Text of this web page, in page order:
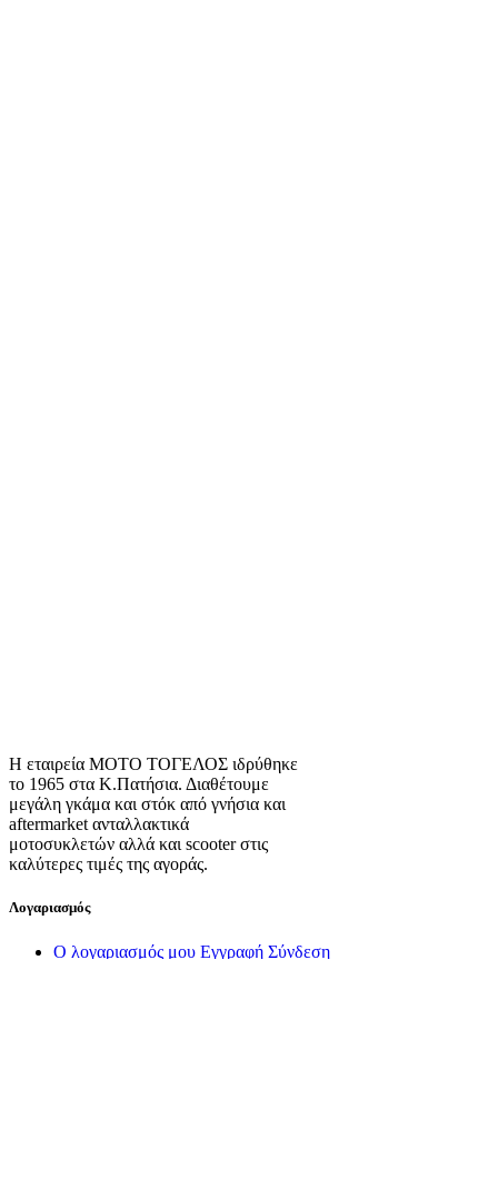
Η εταιρεία ΜΟΤΟ ΤΟΓΕΛΟΣ ιδρύθηκε
το 1965 στα Κ.Πατήσια. Διαθέτουμε
μεγάλη γκάμα και στόκ από γνήσια και
aftermarket ανταλλακτικά
μοτοσυκλετών αλλά και scooter στις
καλύτερες τιμές της αγοράς.
Λογαριασμός
Ο λογαριασμός μου Εγγραφή Σύνδεση